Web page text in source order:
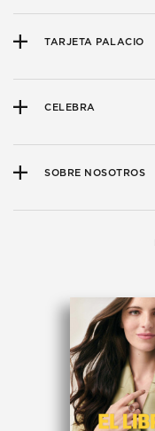
TARJETA PALACIO
CELEBRA
SOBRE NOSOTROS